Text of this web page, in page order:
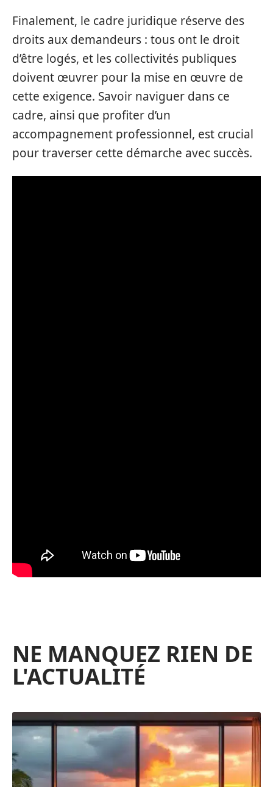
Finalement, le cadre juridique réserve des
droits aux demandeurs : tous ont le droit
d’être logés, et les collectivités publiques
doivent œuvrer pour la mise en œuvre de
cette exigence. Savoir naviguer dans ce
cadre, ainsi que profiter d’un
accompagnement professionnel, est crucial
pour traverser cette démarche avec succès.
NE MANQUEZ RIEN DE
L'ACTUALITÉ